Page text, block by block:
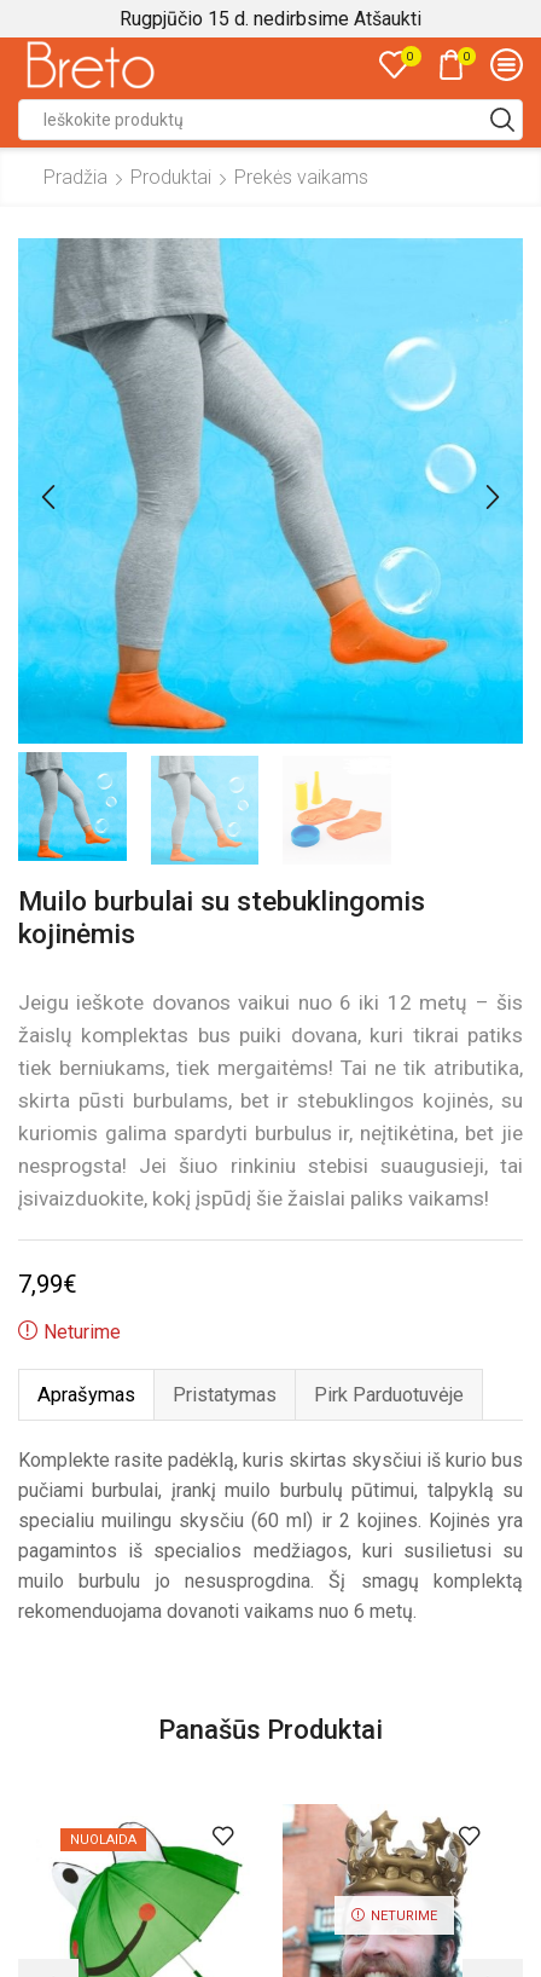
Rugpjūčio 15 d. nedirbsime Atšaukti
0 0
input
Pradžia Produktai Prekės vaikams
Muilo burbulai su stebuklingomis
kojinėmis
Jeigu ieškote dovanos vaikui nuo 6 iki 12 metų – šis
žaislų komplektas bus puiki dovana, kuri tikrai patiks
tiek berniukams, tiek mergaitėms! Tai ne tik atributika,
skirta pūsti burbulams, bet ir stebuklingos kojinės, su
kuriomis galima spardyti burbulus ir, neįtikėtina, bet jie
nesprogsta! Jei šiuo rinkiniu stebisi suaugusieji, tai
įsivaizduokite, kokį įspūdį šie žaislai paliks vaikams!
7,99€
Neturime
Aprašymas Pristatymas Pirk Parduotuvėje
Komplekte rasite padėklą, kuris skirtas skysčiui iš kurio bus
pučiami burbulai, įrankį muilo burbulų pūtimui, talpyklą su
specialiu muilingu skysčiu (60 ml) ir 2 kojines. Kojinės yra
pagamintos iš specialios medžiagos, kuri susilietusi su
muilo burbulu jo nesusprogdina. Šį smagų komplektą
rekomenduojama dovanoti vaikams nuo 6 metų.
Panašūs Produktai
NUOLAIDA
NETURIME